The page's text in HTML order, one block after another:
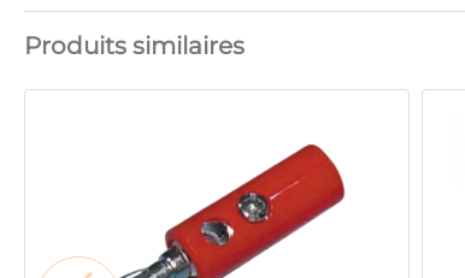
Produits similaires